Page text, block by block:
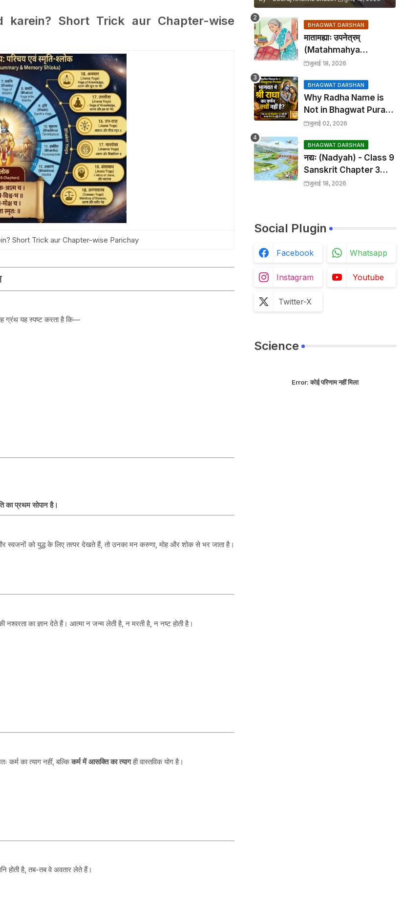
karein? Short Trick aur Chapter-wise
Short Trick aur Chapter-wise Parichay
ग्रंथ यह स्पष्ट करता है कि—
का प्रथम सोपान है।
स्वजनों को युद्ध के लिए तत्पर देखते हैं, तो उनका मन करुणा, मोह और शोक से भर जाता है।
का ज्ञान देते हैं। आत्मा न जन्म लेती है, न मरती है, न नष्ट होती है।
कर्म का त्याग नहीं, बल्किकर्म में आसक्ति का त्यागही वास्तविक योग है।
होती है, तब-तब वे अवतार लेते हैं।
BHAGWAT DARSHAN
मातामह्याः उपनेत्रम्
(Matahmahya
Upanetram) - Class 9
Translation &
Solutions
जुलाई 18, 2026
BHAGWAT DARSHAN
Why Radha Name is
Not in Bhagwat Puran:
भागवत में श्री राधा का वर्णन क्यों
जुलाई 02, 2026
BHAGWAT DARSHAN
नद्यः (Nadyah) - Class 9
Sanskrit Chapter 3
Translation &
जुलाई 18, 2026
Social Plugin
Facebook Whatsapp
Instagram Youtube
Twitter-X
Science
Error:कोई परिणाम नहीं मिला